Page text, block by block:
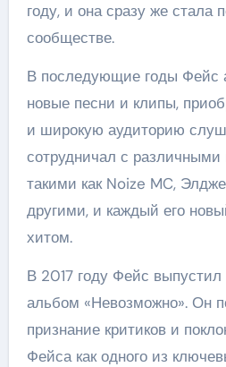
году, и она сразу же стала
сообществе.
В последующие годы Фейс
новые песни и клипы,
и широкую аудиторию
сотрудничал с различными
такими как Noize MC,
другими, и каждый его
хитом.
В 2017 году Фейс
альбом «Невозможно». Он
признание критиков и
Фейса как одного из